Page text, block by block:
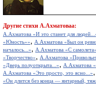
Другие стихи А.Ахматоваа:
А.Ахматова «И это станет для
«Юность»», А.Ахматова «Был он
началось...», А.Ахматова «С
«Творчество», А.Ахматова
«Дверь полуоткрыта...», А.Ахматова
А.Ахматова «Это просто, это ясно...»
«Он длится без конца — янтарный,